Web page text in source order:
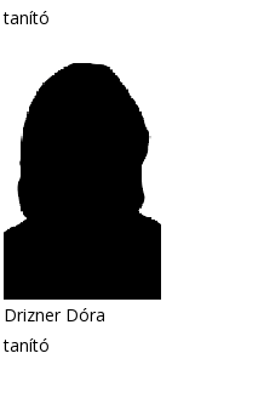
tanító
Drizner Dóra
tanító